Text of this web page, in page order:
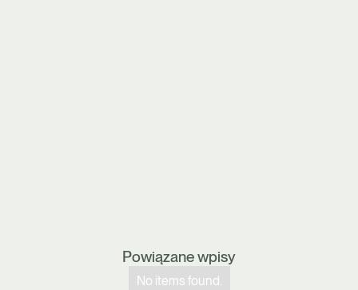
Powiązane wpisy
No items found.